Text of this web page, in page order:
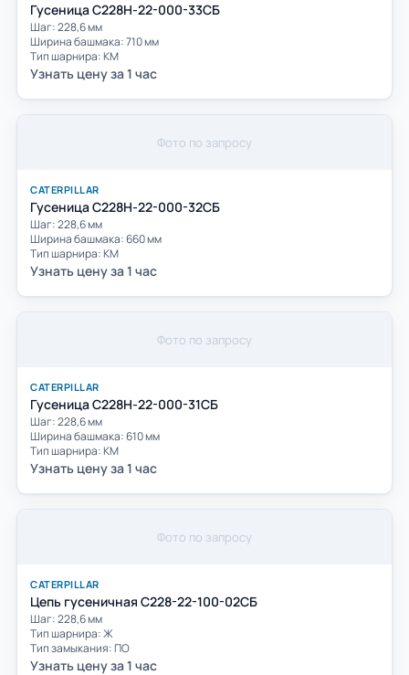
Гусеница С228Н-22-000-33СБ
Шаг: 228,6 мм
Ширина башмака: 710 мм
Тип шарнира: КМ
Узнать цену за 1 час
Фото по запросу
CATERPILLAR
Гусеница С228Н-22-000-32СБ
Шаг: 228,6 мм
Ширина башмака: 660 мм
Тип шарнира: КМ
Узнать цену за 1 час
Фото по запросу
CATERPILLAR
Гусеница С228Н-22-000-31СБ
Шаг: 228,6 мм
Ширина башмака: 610 мм
Тип шарнира: КМ
Узнать цену за 1 час
Фото по запросу
CATERPILLAR
Цепь гусеничная C228-22-100-02СБ
Шаг: 228,6 мм
Тип шарнира: Ж
Тип замыкания: ПО
Узнать цену за 1 час